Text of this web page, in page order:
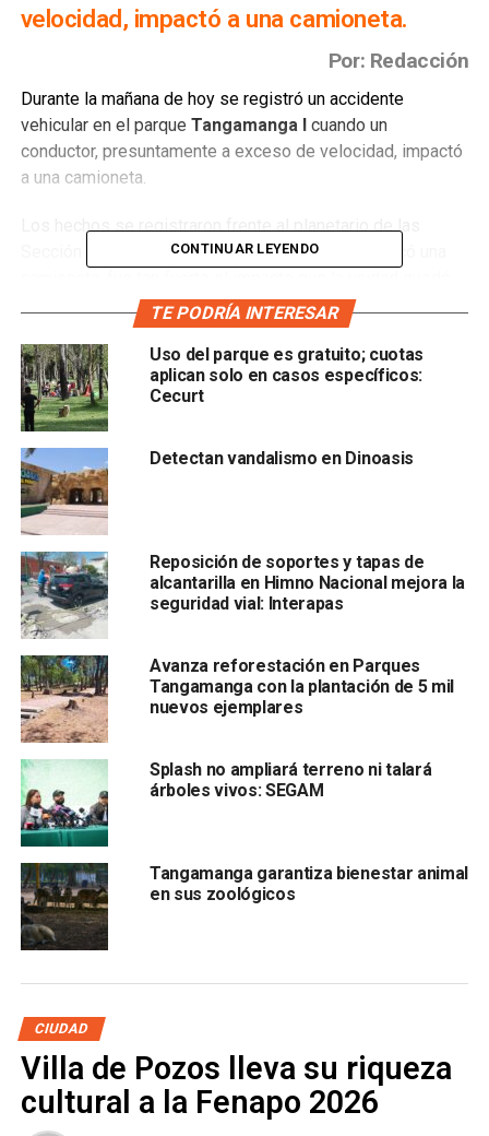
velocidad, impactó a una camioneta.
Por: Redacción
Durante la mañana de hoy se registró un accidente
vehicular en el parque Tangamanga Icuando un
conductor, presuntamente a exceso de velocidad, impactó
a una camioneta.
Sección 26 del SNTE cuando el automovilista chocó una
arriba de la banqueta.
Al lugar acudieron las autoridades correspondientes para
iniciar con las investigaciones. Indicaron que el sujeto
sería asegurado para realizarle los exámenes
correspondientes y determinar si se encontraba en estado
de ebriedad.
El detenido fue identificado como Josué de Jesús. Los
elementos de seguridad informaron que no hubo
lesionados y solo se registraron daños materiales.
CONTINUAR LEYENDO
TE PODRÍA INTERESAR
Uso del parque es gratuito; cuotas
aplican solo en casos específicos:
Cecurt
Detectan vandalismo en Dinoasis
Reposición de soportes y tapas de
alcantarilla en Himno Nacional mejora la
seguridad vial: Interapas
Avanza reforestación en Parques
Tangamanga con la plantación de 5 mil
nuevos ejemplares
Splash no ampliará terreno ni talará
árboles vivos: SEGAM
Tangamanga garantiza bienestar animal
en sus zoológicos
CIUDAD
Villa de Pozos lleva su riqueza
cultural a la Fenapo 2026